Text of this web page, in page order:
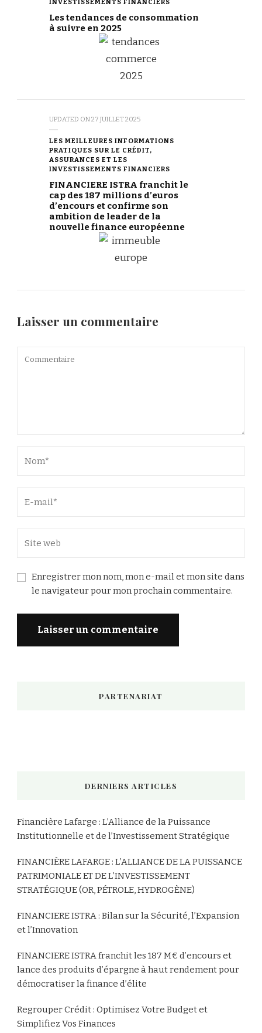
INVESTISSEMENTS FINANCIERS
Les tendances de consommation
à suivre en 2025
UPDATED ON27 JUILLET 2025
LES MEILLEURES INFORMATIONS
PRATIQUES SUR LE CRÉDIT,
ASSURANCES ET LES
INVESTISSEMENTS FINANCIERS
FINANCIERE ISTRA franchit le
cap des 187 millions d’euros
d’encours et confirme son
ambition de leader de la
nouvelle finance européenne
Laisser un commentaire
Enregistrer mon nom, mon e-mail et mon site dans
le navigateur pour mon prochain commentaire.
PARTENARIAT
DERNIERS ARTICLES
Financière Lafarge : L’Alliance de la Puissance
Institutionnelle et de l’Investissement Stratégique
FINANCIÈRE LAFARGE : L’ALLIANCE DE LA PUISSANCE
PATRIMONIALE ET DE L’INVESTISSEMENT
STRATÉGIQUE (OR, PÉTROLE, HYDROGÈNE)
FINANCIERE ISTRA : Bilan sur la Sécurité, l’Expansion
et l’Innovation
FINANCIERE ISTRA franchit les 187 M€ d’encours et
lance des produits d’épargne à haut rendement pour
démocratiser la finance d’élite
Regrouper Crédit : Optimisez Votre Budget et
Simplifiez Vos Finances